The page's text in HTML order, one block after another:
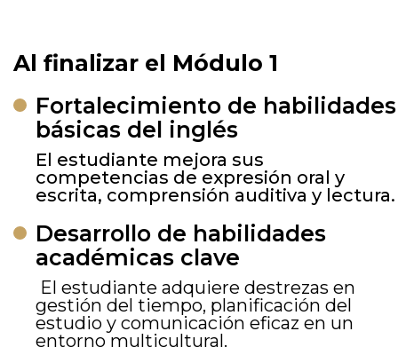
Al finalizar el Módulo 1
Fortalecimiento de habilidades
básicas del inglés
El estudiante mejora sus
competencias de expresión oral y
escrita, comprensión auditiva y lectura.
Desarrollo de habilidades
académicas clave
El estudiante adquiere destrezas en
gestión del tiempo, planificación del
estudio y comunicación eficaz en un
entorno multicultural.